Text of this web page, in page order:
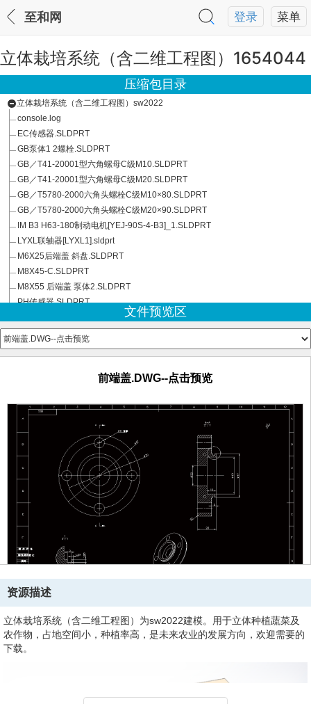
菜单
登录
至和网
立体栽培系统（含二维工程图）1654044
压缩包目录
立体栽培系统（含二维工程图）sw2022
console.log
EC传感器.SLDPRT
GB泵体1 2螺栓.SLDPRT
GB／T41-20001型六角螺母C级M10.SLDPRT
GB／T41-20001型六角螺母C级M20.SLDPRT
GB／T5780-2000六角头螺栓C级M10×80.SLDPRT
GB／T5780-2000六角头螺栓C级M20×90.SLDPRT
IM B3 H63-180制动电机[YEJ-90S-4-B3]_1.SLDPRT
LYXL联轴器[LYXL1].sldprt
M6X25后端盖 斜盘.SLDPRT
M8X45-C.SLDPRT
M8X55 后端盖 泵体2.SLDPRT
PH传感器.SLDPRT
PU225系列电磁阀[PU225-06A].SLDDRW
PU225系列电磁阀[PU225-06A].sldprt
前端盖.DWG--点击预览
反光板.DWG--点击预览
反光板.pdf--点击预览
反光板.SLDDRW
反光板.SLDPRT
后端盖.SLDPRT
回程盘.SLDPRT
回程盘新.SLDDRW
回程盘新.SLDPRT
固定抠.SLDPRT
固定栓.DWG--点击预览
固定栓.pdf--点击预览
固定栓.SLDPRT
培养皿.SLDPRT
外套.SLDPRT
底板.SLDPRT
微信截图_20240703000338.png--点击预览
文件预览区
前端盖.DWG--点击预览
资源描述
立体栽培系统（含二维工程图）为sw2022建模。用于立体种植蔬菜及
农作物，占地空间小，种植率高，是未来农业的发展方向，欢迎需要的
下载。